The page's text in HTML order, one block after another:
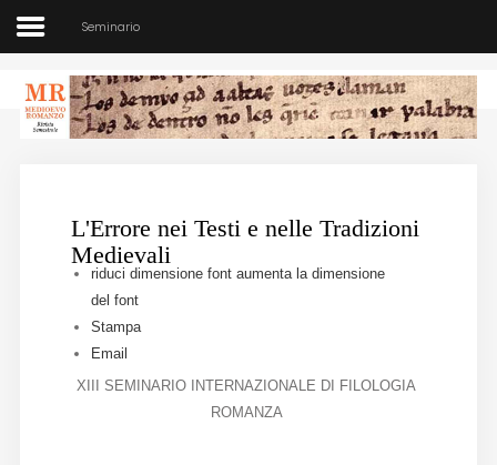
Medioevo Romanzo
Home
Chi siamo
Direzione
Seminario
L'Errore nei Testi e nelle Tradizioni
Medievali
riduci dimensione font aumenta la dimensione
del font
Stampa
Email
XIII SEMINARIO INTERNAZIONALE DI FILOLOGIA
ROMANZA